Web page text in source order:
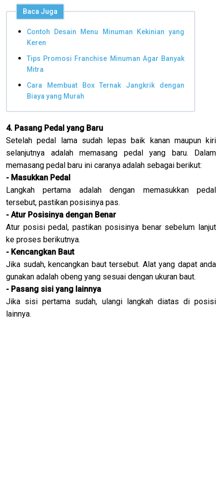
Baca Juga
Contoh Desain Menu Minuman Kekinian yang
Keren
Tips Promosi Franchise Minuman Agar Banyak
Mitra
Cara Membuat Box Ternak Jangkrik dengan
Biaya yang Murah
4. Pasang Pedal yang Baru
Setelah pedal lama sudah lepas baik kanan maupun kiri
selanjutnya adalah memasang pedal yang baru. Dalam
memasang pedal baru ini caranya adalah sebagai berikut:
- Masukkan Pedal
Langkah pertama adalah dengan memasukkan pedal
tersebut, pastikan posisinya pas.
- Atur Posisinya dengan Benar
Atur posisi pedal, pastikan posisinya benar sebelum lanjut
ke proses berikutnya.
- Kencangkan Baut
Jika sudah, kencangkan baut tersebut. Alat yang dapat anda
gunakan adalah obeng yang sesuai dengan ukuran baut.
- Pasang sisi yang lainnya
Jika sisi pertama sudah, ulangi langkah diatas di posisi
lainnya.